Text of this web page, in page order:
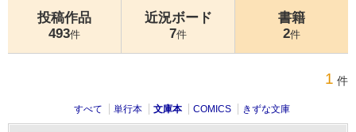
投稿作品
493件
近況ボード
7件
書籍
2件
1 件
すべて 単行本 文庫本 COMICS きずな文庫